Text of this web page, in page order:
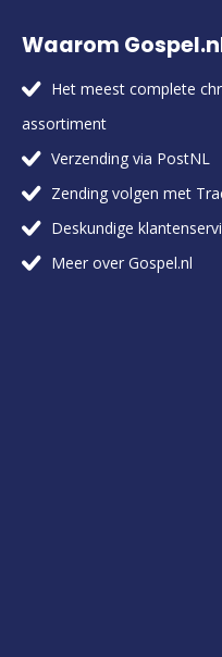
Waarom
Het meest complete
assortiment
Verzending via PostNL
Zending volgen met
Deskundige
Meer over Gospel.nl